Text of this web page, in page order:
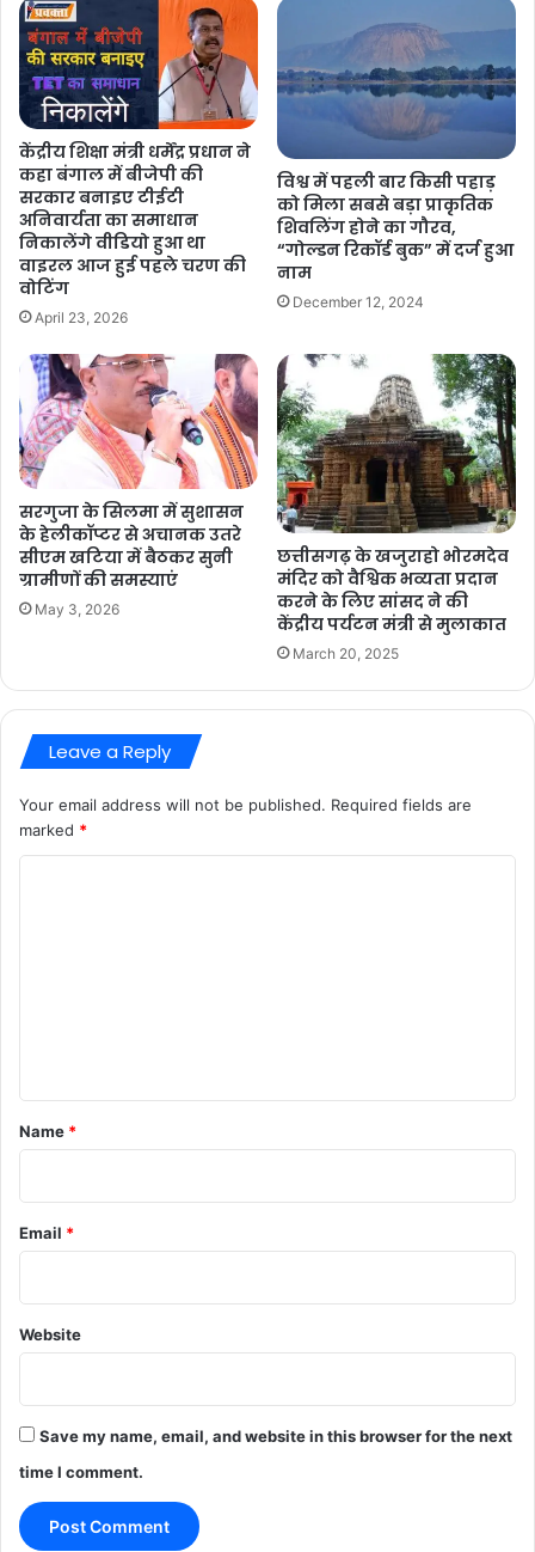
केंद्रीय शिक्षा मंत्री धर्मेंद्र प्रधान ने
कहा बंगाल में बीजेपी की
सरकार बनाइए टीईटी
अनिवार्यता का समाधान
निकालेंगे वीडियो हुआ था
वाइरल आज हुई पहले चरण की
वोटिंग
April 23, 2026
विश्व में पहली बार किसी पहाड़
को मिला सबसे बड़ा प्राकृतिक
शिवलिंग होने का गौरव,
“गोल्डन रिकॉर्ड बुक” में दर्ज हुआ
नाम
December 12, 2024
सरगुजा के सिलमा में सुशासन
के हेलीकॉप्टर से अचानक उतरे
सीएम खटिया में बैठकर सुनी
ग्रामीणों की समस्याएं
May 3, 2026
छत्तीसगढ़ के खजुराहो भोरमदेव
मंदिर को वैश्विक भव्यता प्रदान
करने के लिए सांसद ने की
केंद्रीय पर्यटन मंत्री से मुलाकात
March 20, 2025
Leave a Reply
Your email address will not be published. Required fields are
marked *
*
Name *
Email *
Website
Save my name, email, and website in this browser for the next
time I comment.